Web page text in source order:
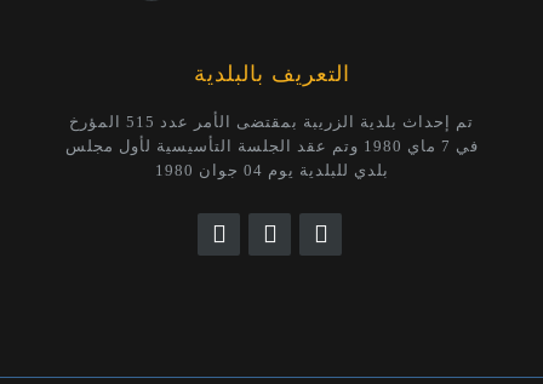
التعريف بالبلدية
تم إحداث بلدية الزريبة بمقتضى الأمر عدد 515 المؤرخ
في 7 ماي 1980 وتم عقد الجلسة التأسيسية لأول مجلس
بلدي للبلدية يوم 04 جوان 1980